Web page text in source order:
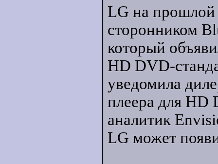
LG на прошлой
сторонником
который
HD DVD-
уведомила
плеера для HD
аналитик
LG может